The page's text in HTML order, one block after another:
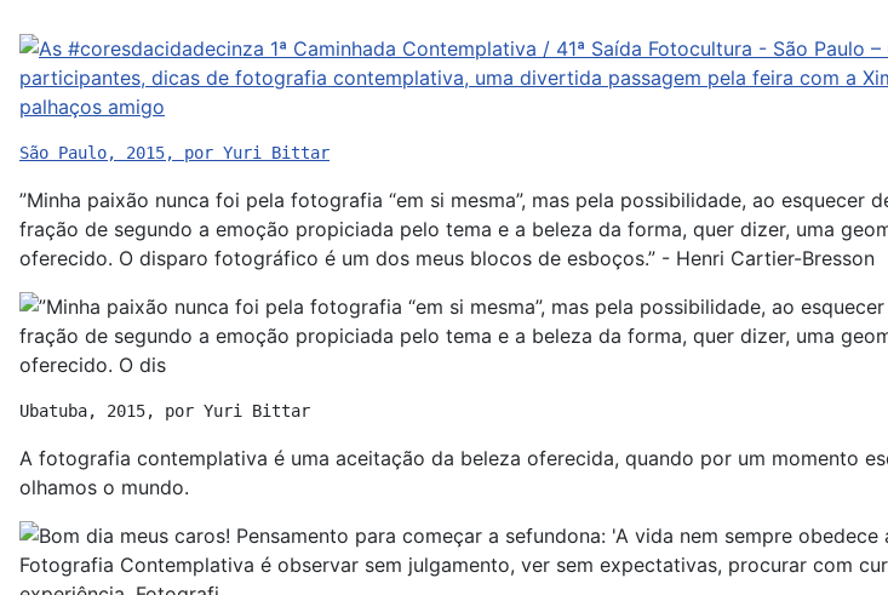
São Paulo, 2015, por Yuri Bittar
”Minha paixão nunca foi pela fotografia “em si mesma”, mas pela possibilidade, ao esquecer
fração de segundo a emoção propiciada pelo tema e a beleza da forma, quer dizer, uma
oferecido. O disparo fotográfico é um dos meus blocos de esboços.” - Henri Cartier-Bresson
Ubatuba, 2015, por Yuri Bittar
A fotografia contemplativa é uma aceitação da beleza oferecida, quando por um momento
olhamos o mundo.